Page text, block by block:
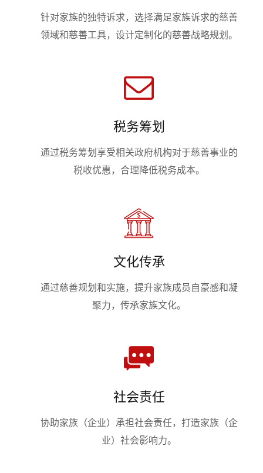
针对家族的独特诉求，选择满足家族诉求的慈善
领域和慈善工具，设计定制化的慈善战略规划。
税务筹划
通过税务筹划享受相关政府机构对于慈善事业的
税收优惠，合理降低税务成本。
文化传承
通过慈善规划和实施，提升家族成员自豪感和凝
聚力，传承家族文化。
社会责任
协助家族（企业）承担社会责任，打造家族（企
业）社会影响力。